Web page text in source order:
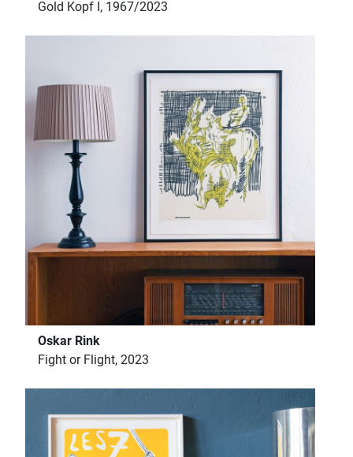
Gold Kopf I, 1967/2023
Oskar Rink
Fight or Flight, 2023